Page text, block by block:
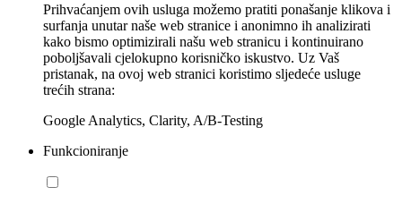
Prihvaćanjem ovih usluga možemo pratiti ponašanje klikova i
surfanja unutar naše web stranice i anonimno ih analizirati
kako bismo optimizirali našu web stranicu i kontinuirano
poboljšavali cjelokupno korisničko iskustvo. Uz Vaš
pristanak, na ovoj web stranici koristimo sljedeće usluge
trećih strana:
Google Analytics, Clarity, A/B-Testing
Funkcioniranje